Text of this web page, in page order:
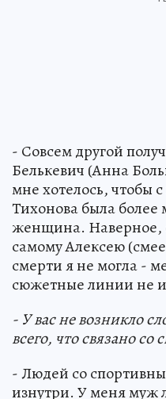
- Совсем другой
Белькевич (Анна
мне хотелось, чтобы
Тихонова была
женщина. Наверное,
самому Алексею
смерти я не могла -
сюжетные линии не
- У вас не возникло
всего, что связано со
- Людей со
изнутри. У меня муж